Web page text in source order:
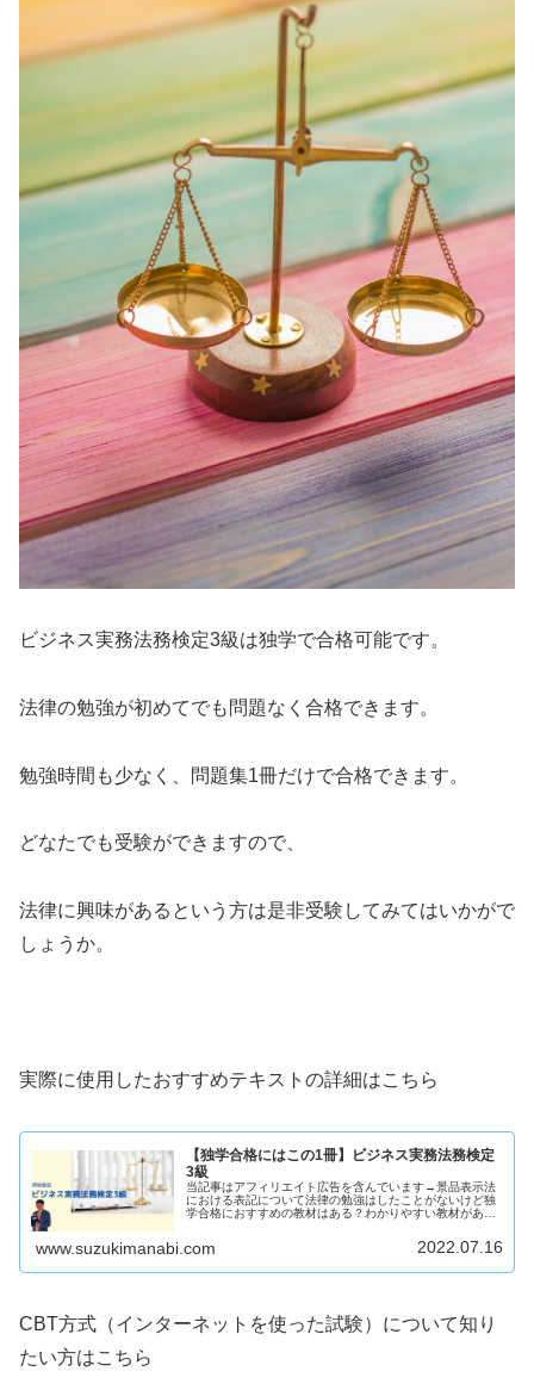
ビジネス実務法務検定3級は独学で合格可能です。
法律の勉強が初めてでも問題なく合格できます。
勉強時間も少なく、問題集1冊だけで合格できます。
どなたでも受験ができますので、
法律に興味があるという方は是非受験してみてはいかがで
しょうか。
実際に使用したおすすめテキストの詳細はこちら
【独学合格にはこの1冊】ビジネス実務法務検定
3級
当記事はアフィリエイト広告を含んでいます→景品表示法
における表記について法律の勉強はしたことがないけど独
学合格におすすめの教材はある？わかりやすい教材があっ
www.suzukimanabi.com 2022.07.16
CBT方式（インターネットを使った試験）について知り
たい方はこちら